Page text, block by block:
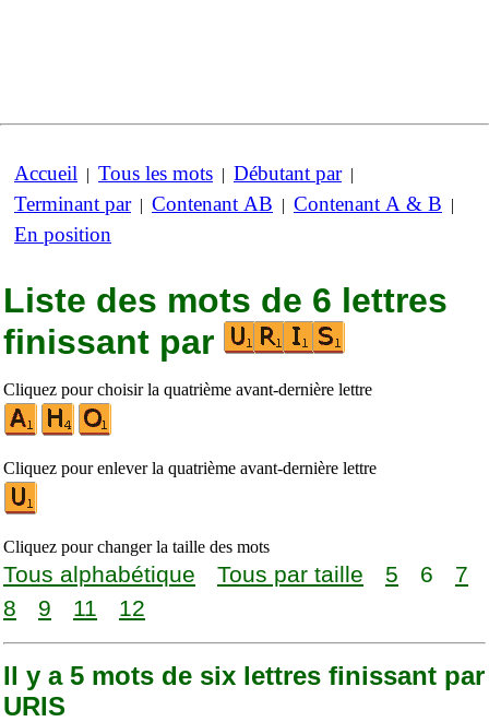
Accueil | Tous les mots | Débutant par|
Terminant par| Contenant AB | Contenant A & B |
En position
Liste des mots de 6 lettres
finissant par
Cliquez pour choisir la quatrième avant-dernière lettre
Cliquez pour enlever la quatrième avant-dernière lettre
Cliquez pour changer la taille des mots
Tous alphabétique Tous par taille 5 6
7
8
9 11 12
Il y a 5 mots de six lettres finissant par
URIS